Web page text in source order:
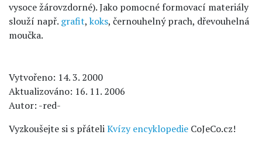
vysoce žárovzdorné). Jako pomocné formovací materiály
slouží např. grafit,koks, černouhelný prach, dřevouhelná
moučka.
Vytvořeno: 14. 3. 2000
Aktualizováno: 16. 11. 2006
Autor: -red-
Vyzkoušejte si s přáteliKvízy encyklopedie CoJeCo.cz!